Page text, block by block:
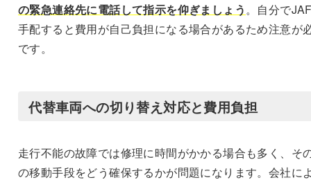
の緊急連絡先に電話して指示を仰ぎましょう。自分で
手配すると費用が自己負担になる場合があるため注意が
です。
代替車両への切り替え対応と費用負担
走行不能の故障では修理に時間がかかる場合も多く、そ
の移動手段をどう確保するかが問題になります。会社に